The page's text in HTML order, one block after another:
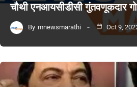
चौथी एनआयसीडीसी गुंतवणूकदार
By mnewsmarathi Oct 9,